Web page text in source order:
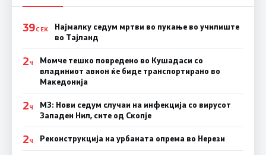
39СЕК
Најмалку седум мртви во пукање во училиште
во Тајланд
2Ч
Момче тешко повредено во Кушадаси со
владиниот авион ќе биде транспортирано во
Македонија
2Ч
МЗ: Нови седум случаи на инфекција со вирусот
Западен Нил, сите од Скопје
2Ч Реконструкција на урбаната опрема во Нерези